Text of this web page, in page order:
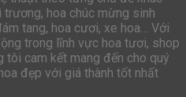
trương, hoa chúc mừng sinh
tang, hoa cươi, xe hoa… Với
trong lĩnh vực hoa tươi, shop
tôi cam kết mang đến cho quý
đẹp với giá thành tốt nhất